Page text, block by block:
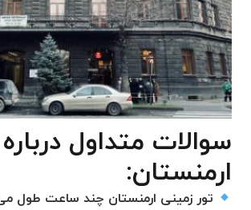
سوالات متداول
ارمنستان:
تور زمینی ارمنستان چند ساعت طول